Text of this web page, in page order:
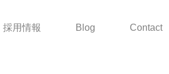
採用情報 Blog Contact